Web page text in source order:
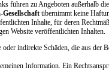
führen zu Angeboten außerhalb
übernimmt keine
Inhalte, für deren
Website veröffentlichten Inhalten.
indirekte Schäden, die aus der
Information. Ein